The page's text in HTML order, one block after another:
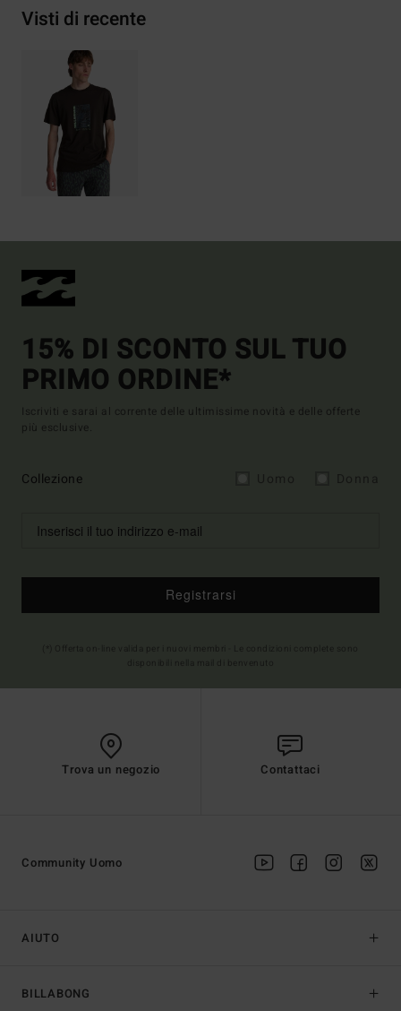
Visti di recente
15% DI SCONTO SUL TUO
PRIMO ORDINE*
Iscriviti e sarai al corrente delle ultimissime novità e delle offerte
più esclusive.
Collezione
Registrarsi
Trova un negozio Contattaci
AIUTO
BILLABONG
Community Uomo